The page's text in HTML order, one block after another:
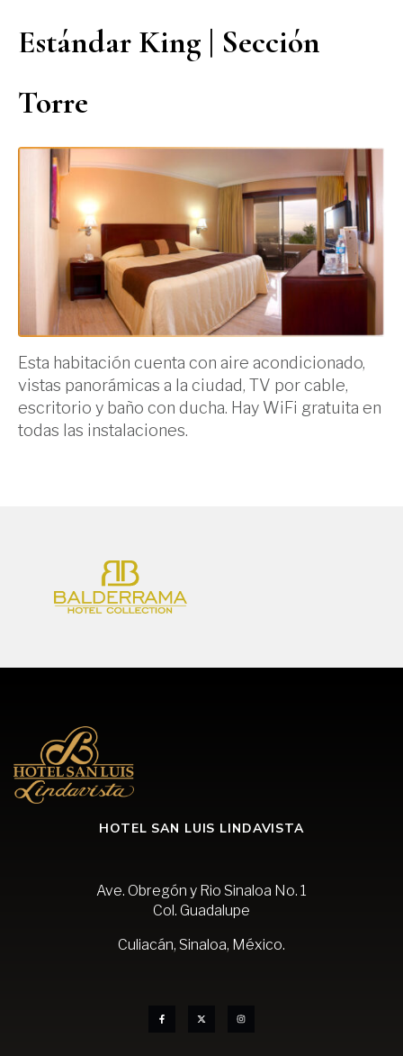
Estándar King | Sección
Torre
Esta habitación cuenta con aire acondicionado,
vistas panorámicas a la ciudad, TV por cable,
escritorio y baño con ducha. Hay WiFi gratuita en
todas las instalaciones.
HOTEL SAN LUIS LINDAVISTA
Ave. Obregón y Rio Sinaloa No. 1
Col. Guadalupe
Culiacán, Sinaloa, México.